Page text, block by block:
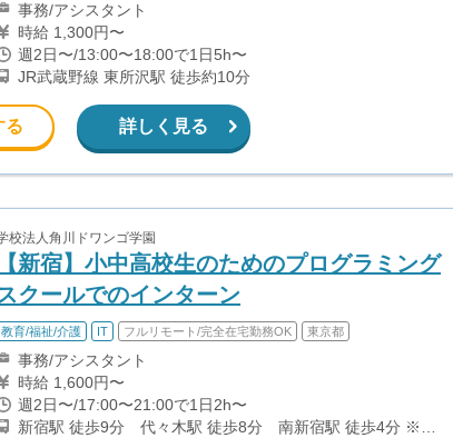
事務/アシスタント
時給 1,300円〜
週2日〜/13:00〜18:00で1日5h〜
JR武蔵野線 東所沢駅 徒歩約10分
る 詳しく見る
校法人角川ドワンゴ学園
新宿】小中高校生のためのプログラミング
クールでのインターン
教育/福祉/介護 IT フルリモート/完全在宅勤務OK 東京都
事務/アシスタント
時給 1,600円〜
週2日〜/17:00〜21:00で1日2h〜
新宿駅 徒歩9分 代々木駅 徒歩8分 南新宿駅 徒歩4分 ※都